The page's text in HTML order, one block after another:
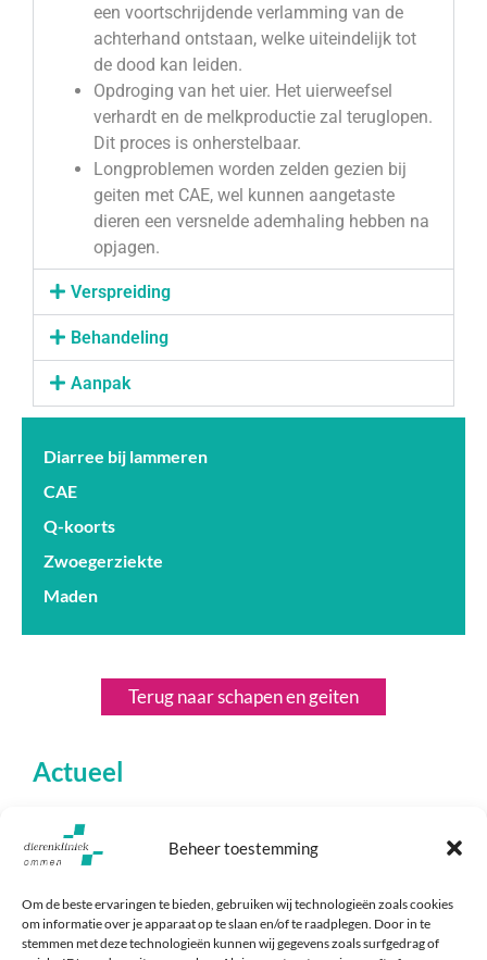
Beheer toestemming
Om de beste ervaringen te bieden, gebruiken wij technologieën zoals cookies
om informatie over je apparaat op te slaan en/of te raadplegen. Door in te
stemmen met deze technologieën kunnen wij gegevens zoals surfgedrag of
Diarree bij lammeren
CAE
Q-koorts
Zwoegerziekte
Maden
een voortschrijdende verlamming van de
achterhand ontstaan, welke uiteindelijk tot
de dood kan leiden.
Opdroging van het uier. Het uierweefsel
verhardt en de melkproductie zal teruglopen.
Dit proces is onherstelbaar.
Longproblemen worden zelden gezien bij
geiten met CAE, wel kunnen aangetaste
dieren een versnelde ademhaling hebben na
opjagen.
Verspreiding
Behandeling
Aanpak
Terug naar schapen en geiten
Actueel